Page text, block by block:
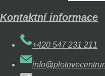
Kontaktní informace
+420 547 231 211